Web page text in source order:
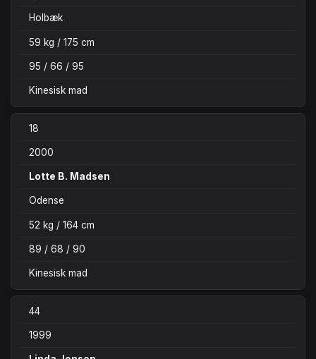
Holbæk
59 kg / 175 cm
95 / 66 / 95
Kinesisk mad
18
2000
Lotte B. Madsen
Odense
52 kg / 164 cm
89 / 68 / 90
Kinesisk mad
44
1999